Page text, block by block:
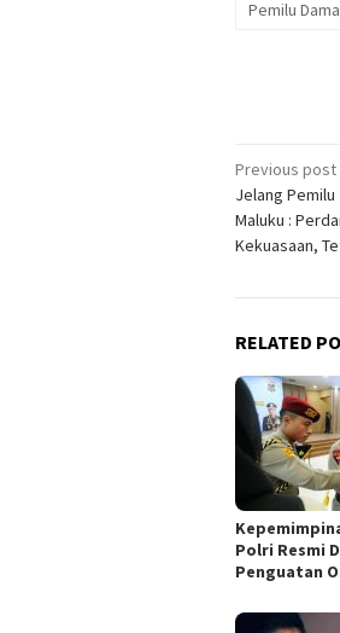
Pemilu
Post
Previous post
Jelang
Maluku :
Kekuasaan,
RELATED
Polri Resmi
Penguatan